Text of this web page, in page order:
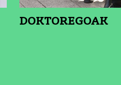
DOKTOREGOAK